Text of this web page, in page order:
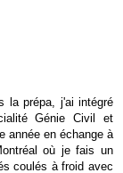
la prépa, j'ai intégré
Génie Civil et
année en échange à
où je fais un
coulés à froid avec